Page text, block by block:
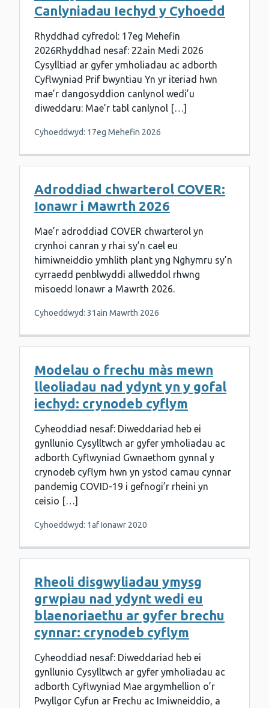
Canlyniadau Iechyd y Cyhoedd
Rhyddhad cyfredol: 17eg Mehefin
2026Rhyddhad nesaf: 22ain Medi 2026
Cysylltiad ar gyfer ymholiadau ac adborth
Cyflwyniad Prif bwyntiau Yn yr iteriad hwn
mae’r dangosyddion canlynol wedi’u
diweddaru: Mae’r tabl canlynol […]
Cyhoeddwyd: 17eg Mehefin 2026
Adroddiad chwarterol COVER:
Ionawr i Mawrth 2026
Mae’r adroddiad COVER chwarterol yn
crynhoi canran y rhai sy’n cael eu
himiwneiddio ymhlith plant yng Nghymru sy’n
cyrraedd penblwyddi allweddol rhwng
misoedd Ionawr a Mawrth 2026.
Cyhoeddwyd: 31ain Mawrth 2026
Modelau o frechu màs mewn
lleoliadau nad ydynt yn y gofal
iechyd: crynodeb cyflym
Cyheoddiad nesaf: Diweddariad heb ei
gynllunio Cysylltwch ar gyfer ymholiadau ac
adborth Cyflwyniad Gwnaethom gynnal y
crynodeb cyflym hwn yn ystod camau cynnar
pandemig COVID-19 i gefnogi’r rheini yn
ceisio […]
Cyhoeddwyd: 1af Ionawr 2020
Rheoli disgwyliadau ymysg
grwpiau nad ydynt wedi eu
blaenoriaethu ar gyfer brechu
cynnar: crynodeb cyflym
Cyheoddiad nesaf: Diweddariad heb ei
gynllunio Cysylltwch ar gyfer ymholiadau ac
adborth Cyflwyniad Mae argymhellion o’r
Pwyllgor Cyfun ar Frechu ac Imiwneiddio, a